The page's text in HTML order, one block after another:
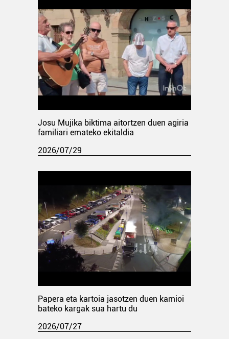
Josu Mujika biktima aitortzen duen agiria
familiari emateko ekitaldia
2026/07/29
Papera eta kartoia jasotzen duen kamioi
bateko kargak sua hartu du
2026/07/27